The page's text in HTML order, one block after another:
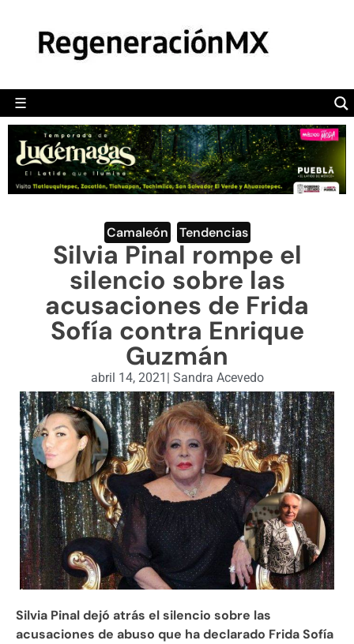
☰
POLÍTICA
CAMALEÓN
OPINIÓN
DEPORTES
ENGLISH SECTION
VIDEOS
Camaleón Tendencias
Silvia Pinal rompe el
silencio sobre las
acusaciones de Frida
Sofía contra Enrique
Guzmán
abril 14, 2021 | Sandra Acevedo
Silvia Pinal dejó atrás el silencio sobre las
acusaciones de abuso que ha declarado Frida Sofía